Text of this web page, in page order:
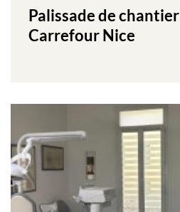
Palissade de chantier
Carrefour Nice